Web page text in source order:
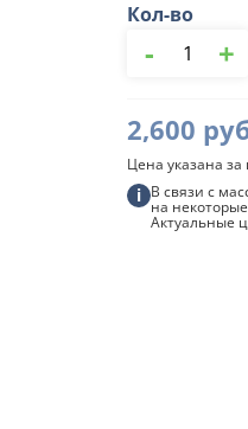
Кол-во
товара
3
м,
100/150
мм
Grandline
- +
2,600
Цена указана за
i В связи с
на
Актуальные